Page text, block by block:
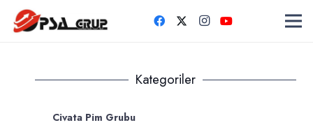
Kategoriler
Civata Pim Grubu